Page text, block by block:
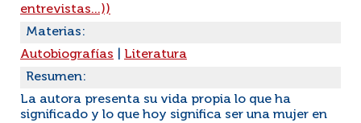
entrevistas...))
Materias:
Autobiografías
Literatura
Resumen:
La autora presenta su vida propia lo que ha
significado y lo que hoy significa ser una mujer en